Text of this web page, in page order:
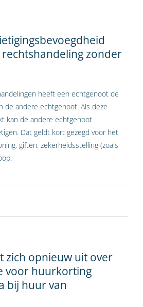
zonder
heeft een echtgenoot de
de andere echtgenoot. Als deze
kan de andere echtgenoot
Dat geldt kort gezegd voor het
giften, zekerheidsstelling (zoals
zich opnieuw uit over
voor huurkorting
bij huur van